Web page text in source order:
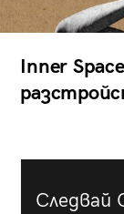
Inner
Следвай